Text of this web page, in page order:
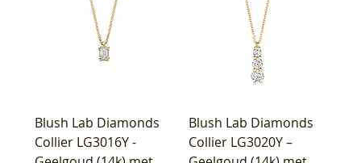
Blush Lab Diamonds
Collier LG3016Y -
Blush Lab Diamonds
Collier LG3020Y –